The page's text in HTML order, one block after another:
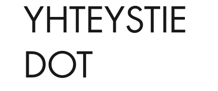
YHTEYSTIE
DOT